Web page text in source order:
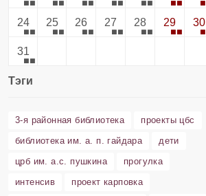
24 25 26 27 28 29 30
31
Тэги
3-я районная библиотека
проекты цбс
библиотека им. а. п. гайдара
дети
црб им. а.с. пушкина
прогулка
интенсив
проект карповка